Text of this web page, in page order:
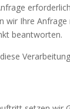
wir Ihre
beantworten.